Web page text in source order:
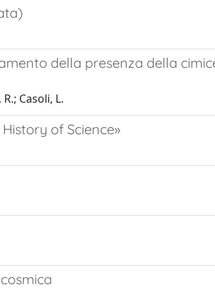
della presenza della
Casoli, L.
of Science»